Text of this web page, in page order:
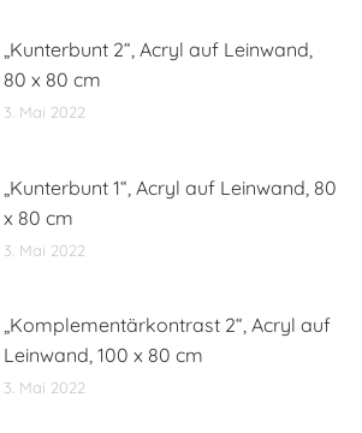
„Kunterbunt 2“, Acryl auf Leinwand,
80 x 80 cm
3. Mai 2022
„Kunterbunt 1“, Acryl auf Leinwand, 80
x 80 cm
3. Mai 2022
„Komplementärkontrast 2“, Acryl auf
Leinwand, 100 x 80 cm
3. Mai 2022